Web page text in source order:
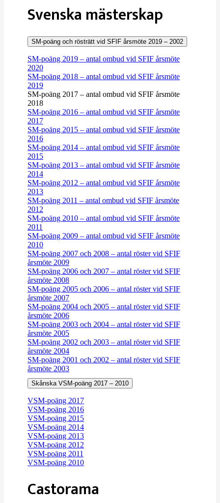
Svenska mästerskap
SM-poäng och rösträtt vid SFIF årsmöte 2019 – 2002
SM-poäng 2019 – antal ombud vid SFIF årsmöte
2020
SM-poäng 2018 – antal ombud vid SFIF årsmöte
2019
SM-poäng 2017 – antal ombud vid SFIF årsmöte
2018
SM-poäng 2016 – antal ombud vid SFIF årsmöte
2017
SM-poäng 2015 – antal ombud vid SFIF årsmöte
2016
SM-poäng 2014 – antal ombud vid SFIF årsmöte
2015
SM-poäng 2013 – antal ombud vid SFIF årsmöte
2014
SM-poäng 2012 – antal ombud vid SFIF årsmöte
2013
SM-poäng 2011 – antal ombud vid SFIF årsmöte
2012
SM-poäng 2010 – antal ombud vid SFIF årsmöte
2011
SM-poäng 2009 – antal ombud vid SFIF årsmöte
2010
SM-poäng 2007 och 2008 – antal röster vid SFIF
årsmöte 2009
SM-poäng 2006 och 2007 – antal röster vid SFIF
årsmöte 2008
SM-poäng 2005 och 2006 – antal röster vid SFIF
årsmöte 2007
SM-poäng 2004 och 2005 – antal röster vid SFIF
årsmöte 2006
SM-poäng 2003 och 2004 – antal röster vid SFIF
årsmöte 2005
SM-poäng 2002 och 2003 – antal röster vid SFIF
årsmöte 2004
SM-poäng 2001 och 2002 – antal röster vid SFIF
årsmöte 2003
Skånska VSM-poäng 2017 – 2010
VSM-poäng 2017
VSM-poäng 2016
VSM-poäng 2015
VSM-poäng 2014
VSM-poäng 2013
VSM-poäng 2012
VSM-poäng 2011
VSM-poäng 2010
Castorama